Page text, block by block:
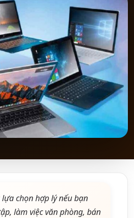
chọn hợp lý nếu bạn
làm việc văn phòng, bán